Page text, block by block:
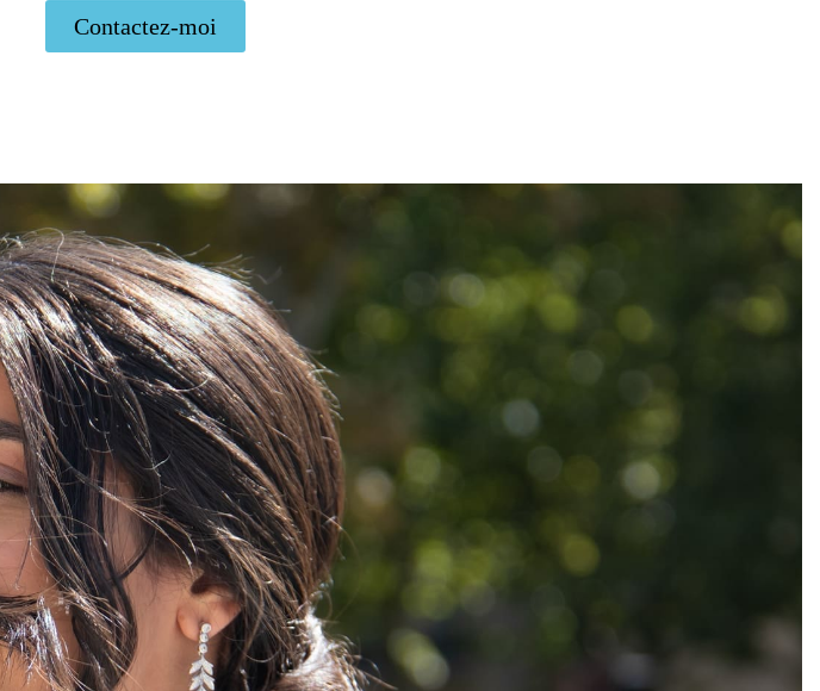
Contactez-moi